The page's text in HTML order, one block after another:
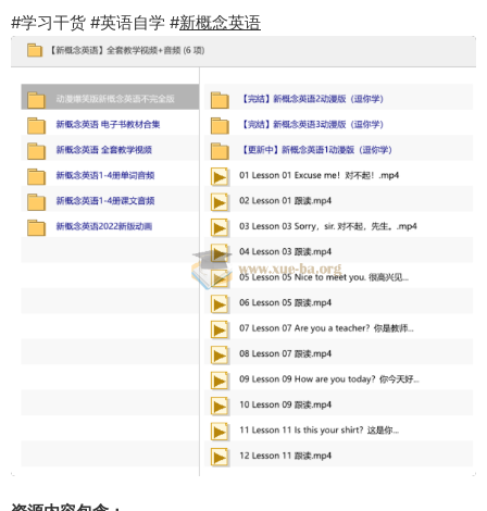
#学习干货 #英语自学 #新概念英语